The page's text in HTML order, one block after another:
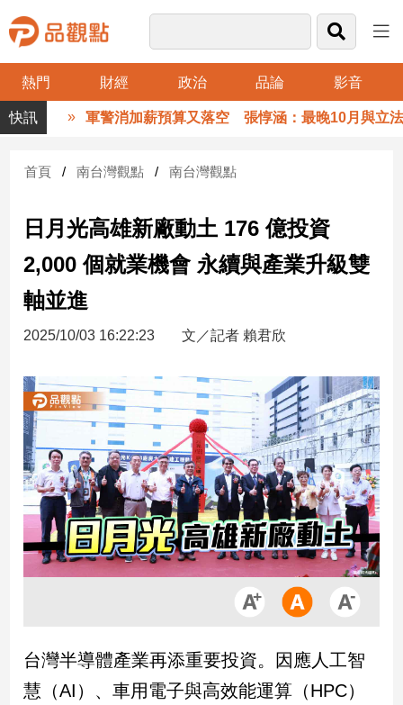
熱門 財經 政治 品論 影音
品
觀
財
台
財
經
新
股
市
房
地
產
品
觀
治
軍警消加薪預算又落空 張惇涵：最晚10月與立法院溝
首頁 南台灣觀點 南台灣觀點
日月光高雄新廠動土 176 億投資
2,000 個就業機會 永續與產業升級雙
軸並進
2025/10/03 16:22:23 文／記者 賴君欣
台灣半導體產業再添重要投資。因應人工智
慧（AI）、車用電子與高效能運算（HPC）